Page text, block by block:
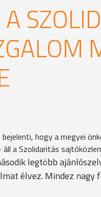
bejelenti, hogy a megyei
a Szolidaritás
legtöbb
élvez. Mindez